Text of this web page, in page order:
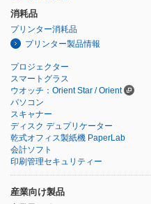
消耗品
プリンター消耗品
プリンター製品情報
プロジェクター
スマートグラス
ウオッチ：Orient Star / Orient
パソコン
スキャナー
ディスク デュプリケーター
乾式オフィス製紙機 PaperLab
会計ソフト
印刷管理セキュリティー
産業向け製品